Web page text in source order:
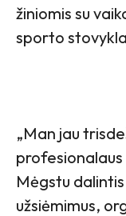
žiniomis su
sporto
„Man jau
Mėgstu
užsiėmimus,